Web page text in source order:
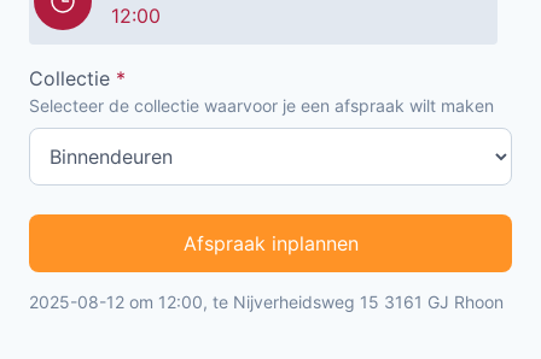
12:00
Collectie *
Selecteer de collectie waarvoor je een afspraak wilt maken
Afspraak inplannen
2025-08-12 om 12:00, te Nijverheidsweg 15 3161 GJ Rhoon